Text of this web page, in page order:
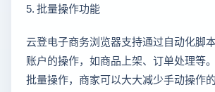
5. 批量操作功能
云登电子商务浏览器支持通过自动化脚
账户的操作，如商品上架、订单处理等
批量操作，商家可以大大减少手动操作的